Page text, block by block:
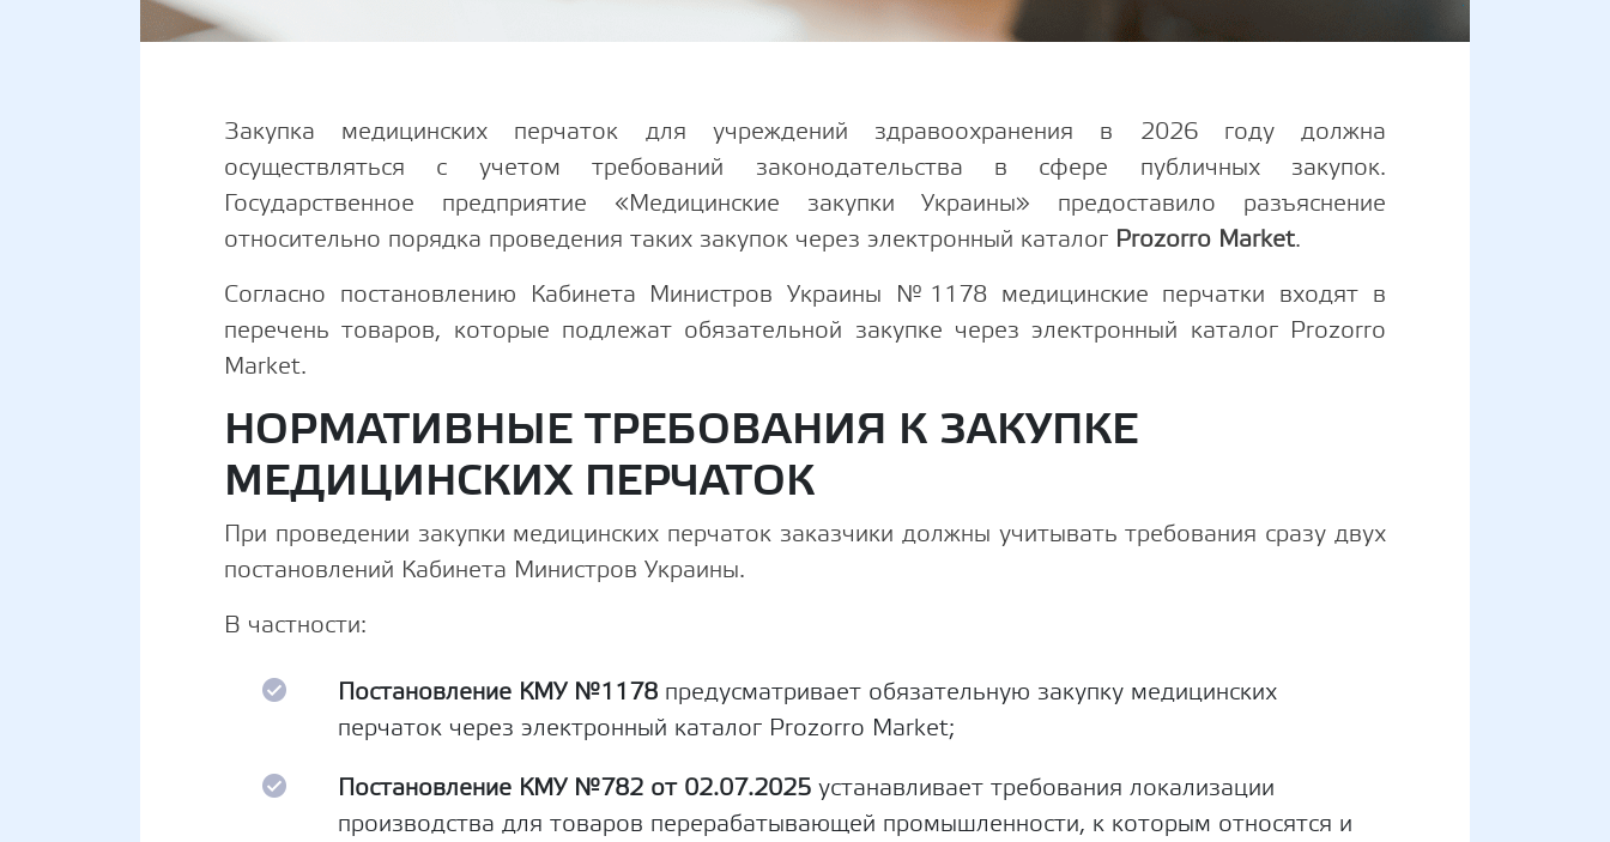
Закупка медицинских перчаток для учреждений здравоохранения в 2026 году должна
осуществляться с учетом требований законодательства в сфере публичных закупок.
Государственное предприятие «Медицинские закупки Украины» предоставило разъяснение
относительно порядка проведения таких закупок через электронный каталог Prozorro Market.
Согласно постановлению Кабинета Министров Украины №1178 медицинские перчатки входят в
перечень товаров, которые подлежат обязательной закупке через электронный каталог Prozorro
Market.
НОРМАТИВНЫЕ ТРЕБОВАНИЯ К ЗАКУПКЕ
МЕДИЦИНСКИХ ПЕРЧАТОК
При проведении закупки медицинских перчаток заказчики должны учитывать требования сразу двух
постановлений Кабинета Министров Украины.
В частности:
Постановление КМУ №1178 предусматривает обязательную закупку медицинских
перчаток через электронный каталог Prozorro Market;
Постановление КМУ №782 от 02.07.2025 устанавливает требования локализации
производства для товаров перерабатывающей промышленности, к которым относятся и